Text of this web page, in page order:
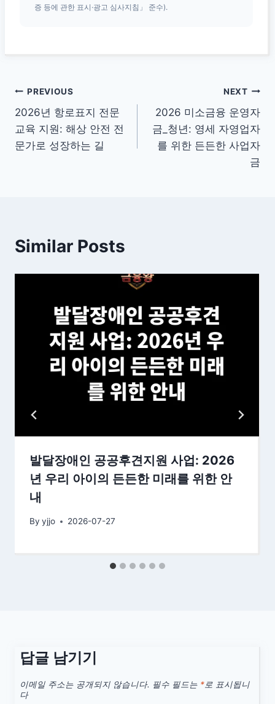
증 등에 관한 표시·광고 심사지침」 준수).
글
탐
색
PREVIOUS
2026년 항로표지 전문
교육 지원: 해상 안전 전
문가로 성장하는 길
NEXT
2026 미소금융 운영자
금_청년: 영세 자영업자
를 위한 든든한 사업자
금
Similar Posts
발달장애인 공공후견지원 사업: 2026
년 우리 아이의 든든한 미래를 위한 안
내
By yjjo 2026-07-27
답글 남기기
이메일 주소는 공개되지 않습니다. 필수 필드는 *로 표시됩니
다